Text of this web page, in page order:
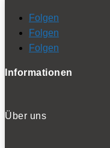
Folgen
Folgen
Folgen
Informationen
Über uns